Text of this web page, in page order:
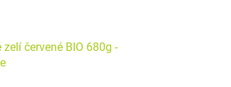
zelí červené BIO 680g -